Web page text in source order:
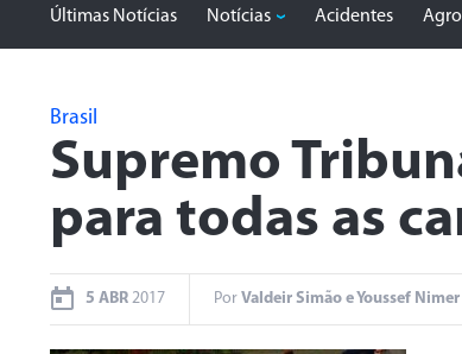
Últimas Notícias Notícias Acidentes
Brasil
Supremo
para todas as
5 ABR 2017 Por Valdeir Simão e Youssef Nimer